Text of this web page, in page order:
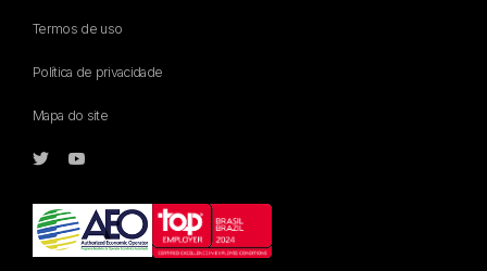
Termos de uso
Política de privacidade
Mapa do site